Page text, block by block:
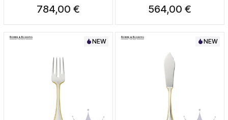
784,00 € 564,00 €
NEW NEW